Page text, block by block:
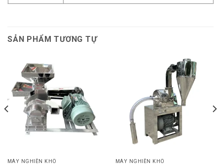
SẢN PHẨM TƯƠNG TỰ
MÁY NGHIỀN KHÔ MÁY NGHIỀN KHÔ